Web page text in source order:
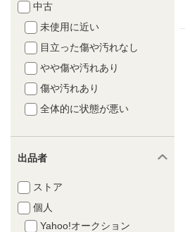
中古
未使用に近い
目立った傷や汚れなし
やや傷や汚れあり
傷や汚れあり
全体的に状態が悪い
出品者
ストア
個人
Yahoo!オークション